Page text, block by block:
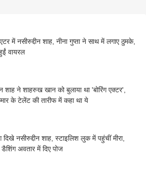
में नसीरुद्दीन शाह, नीना गुप्ता ने साथ में लगाए ठुमके,
वायरल
शाह ने शाहरुख खान को बुलाया था 'बोरिंग एक्टर',
के टेलेंट की तारीफ में कहा था ये
दिखे नसीरुद्दीन शाह, स्टाइलिश लुक में पहुंचीं मीरा,
अवतार में दिए पोज